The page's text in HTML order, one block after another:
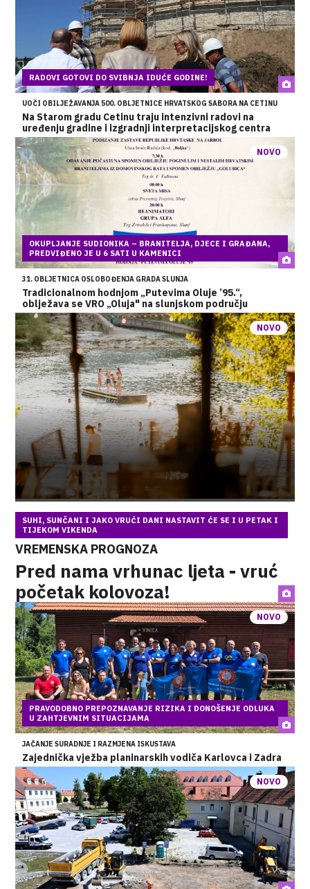
RADOVI GOTOVI DO SVIBNJA IDUĆE GODINE!
UOČI OBILJEŽAVANJA 500. OBLJETNICE HRVATSKOG SABORA NA CETINU
Na Starom gradu Cetinu traju intenzivni radovi na
uređenju gradine i izgradnji interpretacijskog centra
NOVO
OKUPLJANJE SUDIONIKA – BRANITELJA, DJECE I GRAĐANA,
PREDVIĐENO JE U 6 SATI U KAMENICI
31. OBLJETNICA OSLOBOĐENJA GRADA SLUNJA
Tradicionalnom hodnjom „Putevima Oluje ’95.“,
oblježava se VRO „Oluja" na slunjskom području
NOVO
SUHI, SUNČANI I JAKO VRUĆI DANI NASTAVIT ĆE SE I U PETAK I
TIJEKOM VIKENDA
VREMENSKA PROGNOZA
Pred nama vrhunac ljeta - vruć
početak kolovoza!
NOVO
PRAVODOBNO PREPOZNAVANJE RIZIKA I DONOŠENJE ODLUKA
U ZAHTJEVNIM SITUACIJAMA
JAČANJE SURADNJE I RAZMJENA ISKUSTAVA
Zajednička vježba planinarskih vodiča Karlovca i Zadra
NOVO